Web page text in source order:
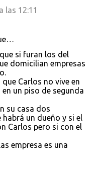
las 12:11
si furan los del
domicilian empresas
Carlos no vive en
un piso de segunda
su casa dos
un dueño y si el
Carlos pero si con el
empresa es una